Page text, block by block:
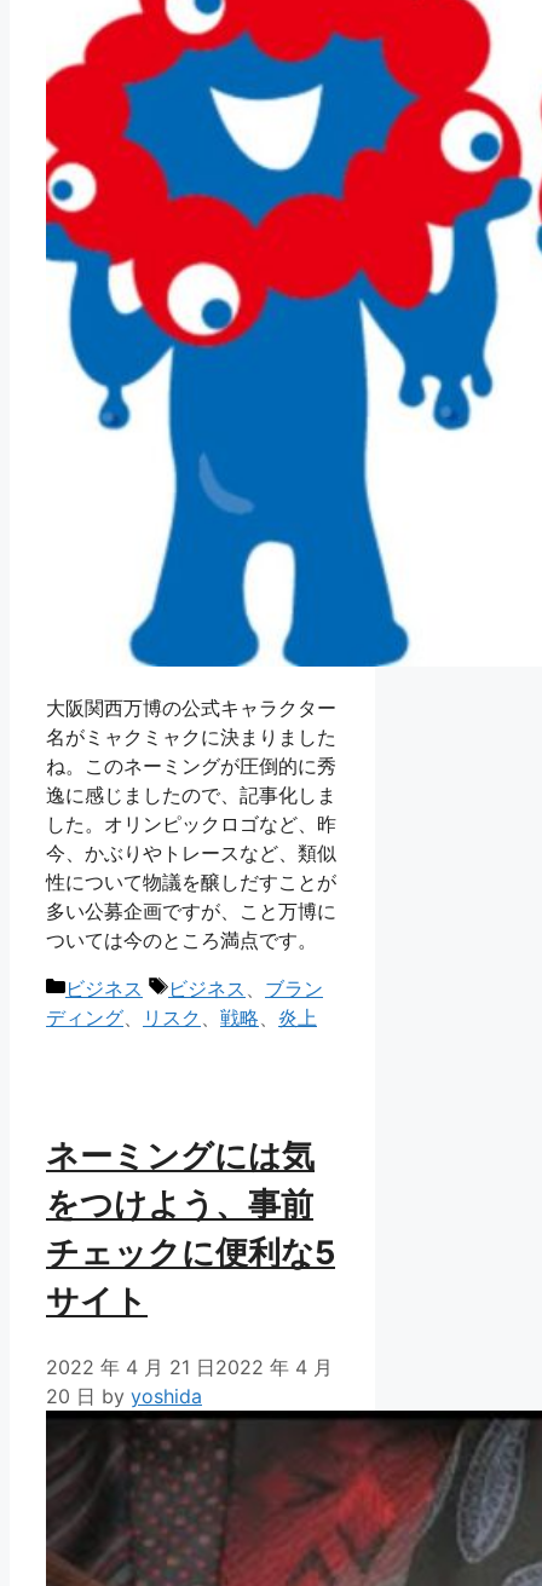
大阪関西万博の公式キャラクター
名がミャクミャクに決まりました
ね。このネーミングが圧倒的に秀
逸に感じましたので、記事化しま
した。オリンピックロゴなど、昨
今、かぶりやトレースなど、類似
性について物議を醸しだすことが
多い公募企画ですが、こと万博に
ついては今のところ満点です。
カ
テ
ビジネス
タ
グ
ビジネス 、 ブラン
ディング、 リスク 、 戦略、 炎上
ネーミングには気
をつけよう、事前
チェックに便利な5
サイト
2022 年 4 月 21 日2022 年 4 月
20 日 by yoshida